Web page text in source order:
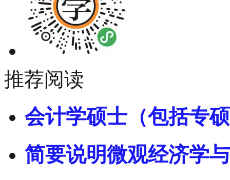
推荐阅读
会计学硕士（包括专
简要说明微观经济学